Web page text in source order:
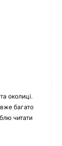
околиці.
багато
читати